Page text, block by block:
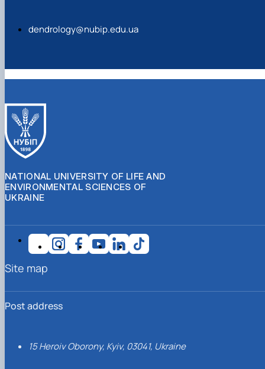
dendrology@nubip.edu.ua
NATIONAL UNIVERSITY OF LIFE AND
ENVIRONMENTAL SCIENCES OF
UKRAINE
Post address
15 Heroiv Oborony, Kyiv, 03041, Ukraine
Site map